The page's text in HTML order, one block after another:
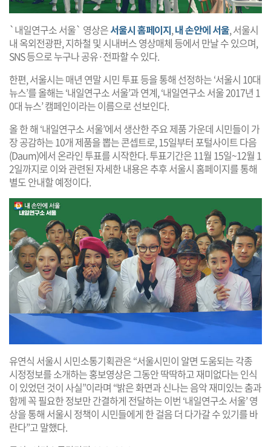
`내일연구소 서울` 영상은서울시 홈페이지,내 손안에 서울, 서울시
내 옥외전광판, 지하철 및 시내버스 영상매체 등에서 만날 수 있으며,
SNS 등으로 누구나 공유·전파할 수 있다.
한편, 서울시는 매년 연말 시민 투표 등을 통해 선정하는 ‘서울시 10대
뉴스’를 올해는 ‘내일연구소 서울’과 연계, ‘내일연구소 서울 2017년 1
0대 뉴스’ 캠페인이라는 이름으로 선보인다.
올 한 해 ‘내일연구소 서울’에서 생산한 주요 제품 가운데 시민들이 가
장 공감하는 10개 제품을 뽑는 콘셉트로, 15일부터 포털사이트 다음
(Daum)에서 온라인 투표를 시작한다. 투표기간은 11월 15일~12월 1
2일까지로 이와 관련된 자세한 내용은 추후 서울시 홈페이지를 통해
별도 안내할 예정이다.
유연식 서울시 시민소통기획관은 “서울시민이 알면 도움되는 각종
시정정보를 소개하는 홍보영상은 그동안 딱딱하고 재미없다는 인식
이 있었던 것이 사실”이라며 “밝은 화면과 신나는 음악 재미있는 춤과
함께 꼭 필요한 정보만 간결하게 전달하는 이번 ‘내일연구소 서울’ 영
상을 통해 서울시 정책이 시민들에게 한 걸음 더 다가갈 수 있기를 바
란다”고 말했다.